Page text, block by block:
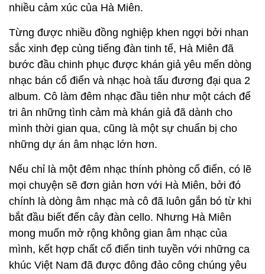
nhiều cảm xúc của Hà Miên.
Từng được nhiều đồng nghiệp khen ngợi bởi nhan
sắc xinh đẹp cùng tiếng đàn tinh tế, Hà Miên đã
bước đầu chinh phục được khán giả yêu mến dòng
nhạc bán cổ điển và nhạc hoà tấu đương đại qua 2
album. Cô làm đêm nhạc đầu tiên như một cách để
tri ân những tình cảm mà khán giả đã dành cho
mình thời gian qua, cũng là một sự chuẩn bị cho
những dự án âm nhạc lớn hơn.
Nếu chỉ là một đêm nhạc thính phòng cổ điển, có lẽ
mọi chuyện sẽ đơn giản hơn với Hà Miên, bởi đó
chính là dòng âm nhạc mà cô đã luôn gắn bó từ khi
bắt đầu biết đến cây đàn cello. Nhưng Hà Miên
mong muốn mở rộng không gian âm nhạc của
mình, kết hợp chất cổ điển tinh tuyền với những ca
khúc Việt Nam đã được đông đảo công chúng yêu